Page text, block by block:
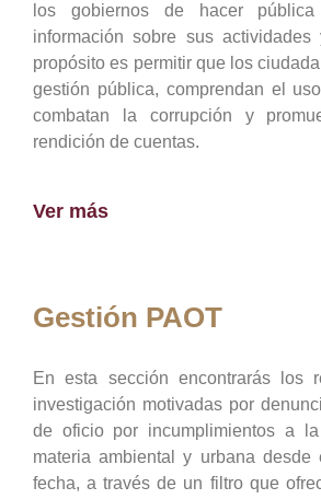
los gobiernos de hacer
información sobre sus
propósito es permitir que los
gestión pública, comprendan el
combatan la corrupción y
rendición de cuentas.
Ver más
Gestión PAOT
En esta sección encontrarás los
investigación motivadas por
de oficio por incumplimientos a
materia ambiental y urbana
fecha, a través de un filtro que